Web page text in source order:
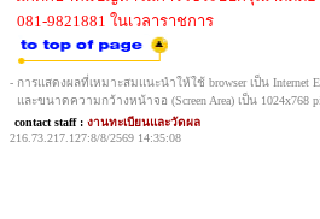
081-9821881 ในเวลาราชการ
- การแสดงผลที่เหมาะสมแนะนำให้ใช้ browser เป็น Internet
และขนาดความกว้างหน้าจอ (Screen Area) เป็น 1024x768
contact staff : งานทะเบียนและวัดผล
216.73.217.127:8/8/2569 14:35:08